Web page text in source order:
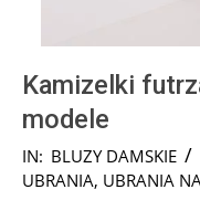
Kamizelki
modele
2024-
05-
IN: BLUZY DAMSKIE
UBRANIA, UBRANIA